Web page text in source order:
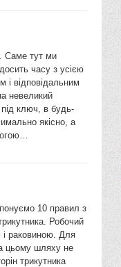
Саме тут ми
часу з усією
відповідальним
невеликий
під ключ, в будь-
якісно, а
10 правил з
Робочий
і раковиною. Для
цьому шляху не
трикутника